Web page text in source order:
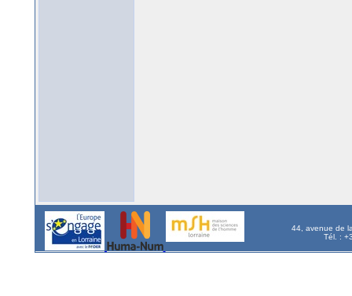
44, avenue de
Tél. :